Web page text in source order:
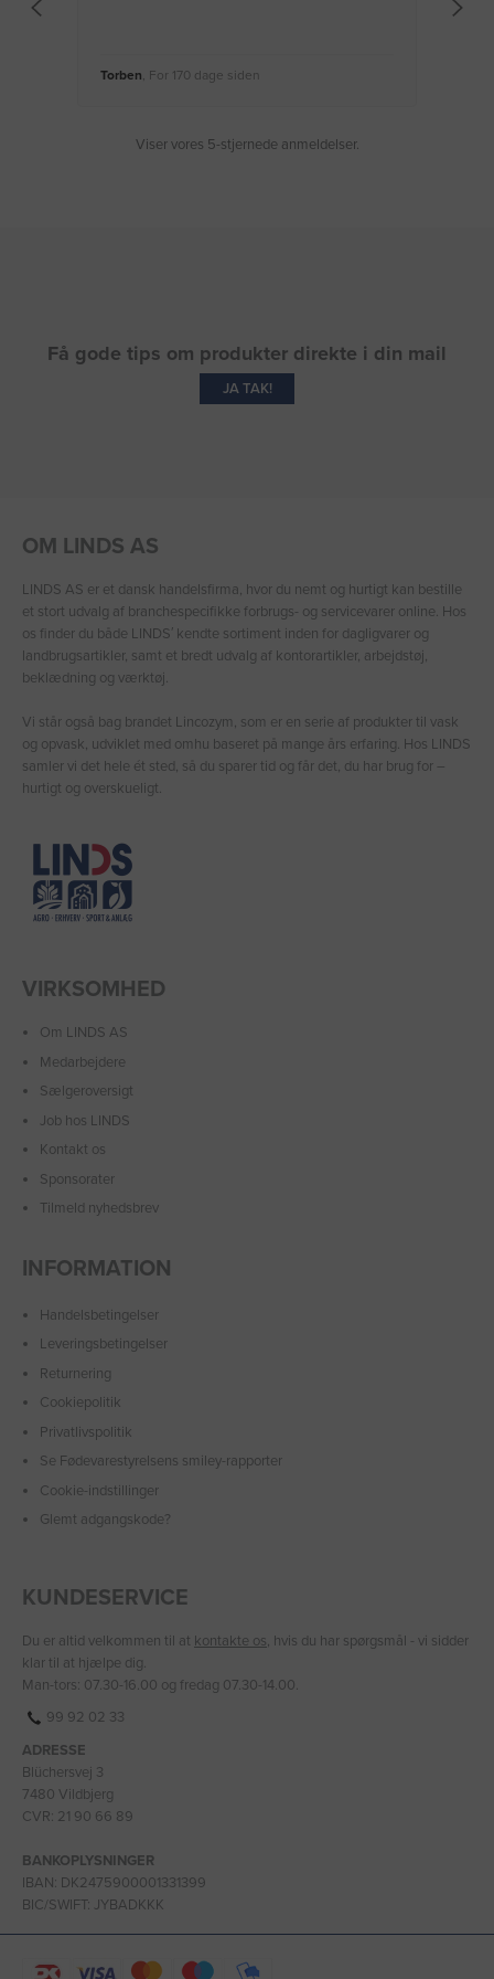
Torben , For 170 dage siden
Viser vores 5-stjernede anmeldelser.
Få gode tips om produkter direkte i din mail
JA TAK!
OM LINDS AS
LINDS AS er et dansk handelsfirma, hvor du nemt og hurtigt kan bestille
et stort udvalg af branchespecifikke forbrugs- og servicevarer online. Hos
os finder du både LINDS′ kendte sortiment inden for dagligvarer og
landbrugsartikler, samt et bredt udvalg af kontorartikler, arbejdstøj,
beklædning og værktøj.
Vi står også bag brandet Lincozym, som er en serie af produkter til vask
og opvask, udviklet med omhu baseret på mange års erfaring. Hos LINDS
samler vi det hele ét sted, så du sparer tid og får det, du har brug for –
hurtigt og overskueligt.
VIRKSOMHED
Om LINDS AS
Medarbejdere
Sælgeroversigt
Job hos LINDS
Kontakt os
Sponsorater
Tilmeld nyhedsbrev
INFORMATION
Handelsbetingelser
Leveringsbetingelser
Returnering
Cookiepolitik
Privatlivspolitik
Se Fødevarestyrelsens smiley-rapporter
Cookie-indstillinger
Glemt adgangskode?
KUNDESERVICE
Du er altid velkommen til at kontakte os, hvis du har spørgsmål - vi sidder
klar til at hjælpe dig.
Man-tors: 07.30-16.00 og fredag 07.30-14.00.
99 92 02 33
ADRESSE
Blüchersvej 3
7480 Vildbjerg
CVR: 21 90 66 89
BANKOPLYSNINGER
IBAN: DK2475900001331399
BIC/SWIFT: JYBADKKK